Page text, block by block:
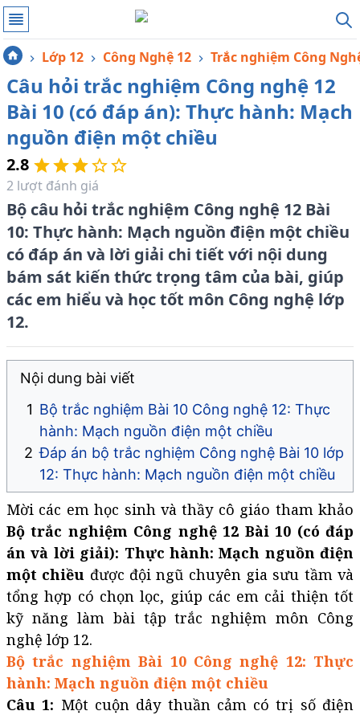
Lớp 12 Công Nghệ 12 Trắc nghiệm Công
Câu hỏi trắc nghiệm Công nghệ 12
Bài 10 (có đáp án): Thực hành: Mạch
nguồn điện một chiều
Bộ câu hỏi trắc nghiệm Công nghệ 12 Bài
10: Thực hành: Mạch nguồn điện một chiều
có đáp án và lời giải chi tiết với nội dung
bám sát kiến thức trọng tâm của bài, giúp
các em hiểu và học tốt môn Công nghệ lớp
12.
2.8
2 lượt đánh giá
Nội dung bài viết
Bộ trắc nghiệm Bài 10 Công nghệ 12: Thực
hành: Mạch nguồn điện một chiều
Đáp án bộ trắc nghiệm Công nghệ Bài 10 lớp
12: Thực hành: Mạch nguồn điện một chiều
Mời các em học sinh và thầy cô giáo tham khảo
Bộ trắc nghiệm Công nghệ 12 Bài 10 (có đáp
án và lời giải): Thực hành: Mạch nguồn điện
một chiều được đội ngũ chuyên gia sưu tầm và
tổng hợp có chọn lọc, giúp các em cải thiện tốt
kỹ năng làm bài tập trắc nghiệm môn Công
nghệ lớp 12.
Bộ trắc nghiệm Bài 10 Công nghệ 12: Thực
hành: Mạch nguồn điện một chiều
Câu 1: Một cuộn dây thuần cảm có trị số điện